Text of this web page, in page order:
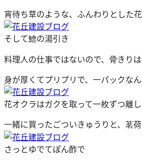
宵待ち草のような、ふんわりとした
そして鱧の湯引き
料理人の仕事ではないので、骨きりは
身が厚くてプリプリで、一パックな
花オクラはガクを取って一枚ずつ離し
一緒に買ったごついきゅうりと、茗荷
さっとゆでてぽん酢で